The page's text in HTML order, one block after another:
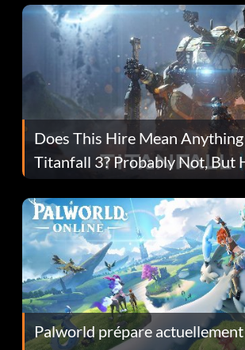
Does This Hire Mean
Titanfall 3? Probably Not, But
Fans Are Hopeful
Palworld prépare